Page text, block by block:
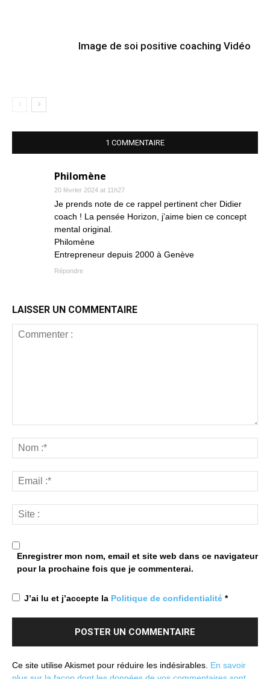
Image de soi positive coaching Vidéo
1 COMMENTAIRE
Philomène
20 février 2024 at 11h27
Je prends note de ce rappel pertinent cher Didier
coach ! La pensée Horizon, j’aime bien ce concept
mental original.
Philomène
Entrepreneur depuis 2000 à Genève
Répondre
LAISSER UN COMMENTAIRE
Enregistrer mon nom, email et site web dans ce navigateur
pour la prochaine fois que je commenterai.
J’ai lu et j’accepte la Politique de confidentialité *
Ce site utilise Akismet pour réduire les indésirables. En savoir